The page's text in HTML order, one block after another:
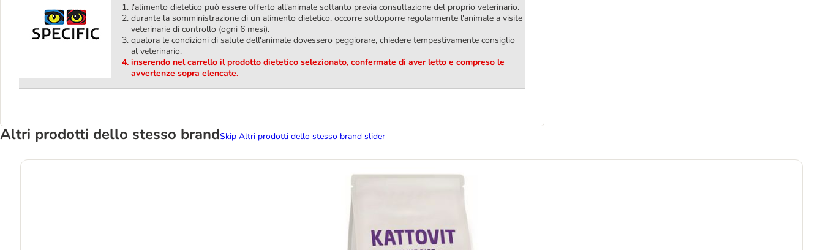
l'alimento dietetico può essere offerto all'animale soltanto previa consultazione del proprio veterinario.
durante la somministrazione di un alimento dietetico, occorre sottoporre regolarmente l'animale a visite
veterinarie di controllo (ogni 6 mesi).
qualora le condizioni di salute dell'animale dovessero peggiorare, chiedere tempestivamente consiglio
al veterinario.
inserendo nel carrello il prodotto dietetico selezionato, confermate di aver letto e compreso le
avvertenze sopra elencate.
Altri prodotti dello stesso brandSkip Altri prodotti dello stesso brand slider